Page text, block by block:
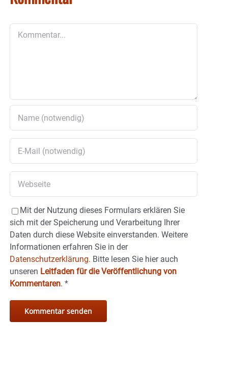
Mit der Nutzung dieses Formulars erklären Sie
sich mit der Speicherung und Verarbeitung Ihrer
Daten durch diese Website einverstanden. Weitere
Informationen erfahren Sie in der
Datenschutzerklärung. Bitte lesen Sie hier auch
unseren Leitfaden für die Veröffentlichung von
Kommentaren. *